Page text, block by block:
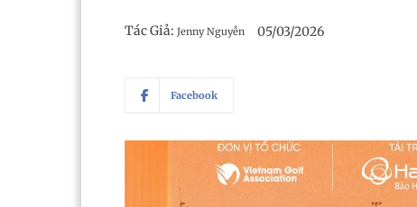
Tác Giả: Jenny Nguyễn 05/03/2026
Facebook